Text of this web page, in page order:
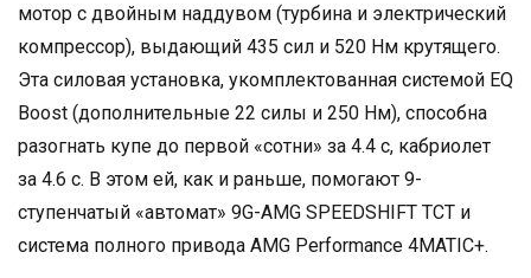
мотор с двойным наддувом (турбина и электрический
компрессор), выдающий 435 сил и 520 Нм крутящего.
Эта силовая установка, укомплектованная системой EQ
Boost (дополнительные 22 силы и 250 Нм), способна
разогнать купе до первой «сотни» за 4.4 с, кабриолет
за 4.6 с. В этом ей, как и раньше, помогают 9-
ступенчатый «автомат» 9G-AMG SPEEDSHIFT TCT и
система полного привода AMG Performance 4MATIC+.